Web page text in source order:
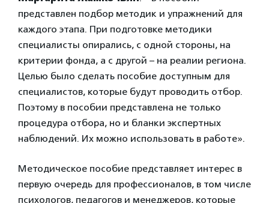
представлен подбор методик и упражнений для
каждого этапа. При подготовке методики
специалисты опирались, с одной стороны, на
критерии фонда, а с другой – на реалии региона.
Целью было сделать пособие доступным для
специалистов, которые будут проводить отбор.
Поэтому в пособии представлена не только
процедура отбора, но и бланки экспертных
наблюдений. Их можно использовать в работе».
Методическое пособие представляет интерес в
первую очередь для профессионалов, в том числе
психологов, педагогов и менеджеров, которые